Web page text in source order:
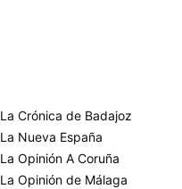
La Crónica de Badajoz
La Nueva España
La Opinión A Coruña
La Opinión de Málaga